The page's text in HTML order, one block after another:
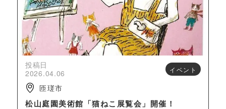
投稿日
2026.04.06
イベント
匝瑳市
松山庭園美術館「猫ねこ展覧会」開催！